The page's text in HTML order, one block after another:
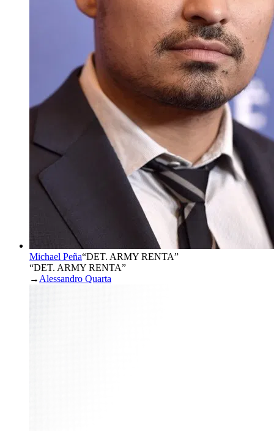
Michael Peña“DET. ARMY RENTA”
“DET. ARMY RENTA”
→ Alessandro Quarta